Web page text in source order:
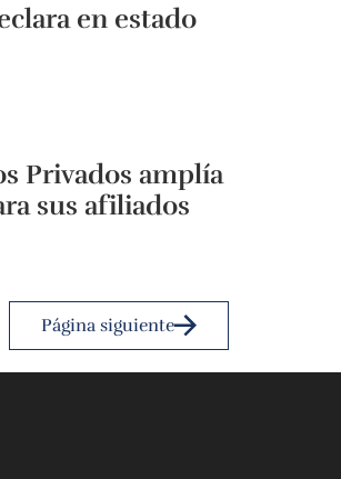
en estado
Privados amplía
sus afiliados
Página siguiente